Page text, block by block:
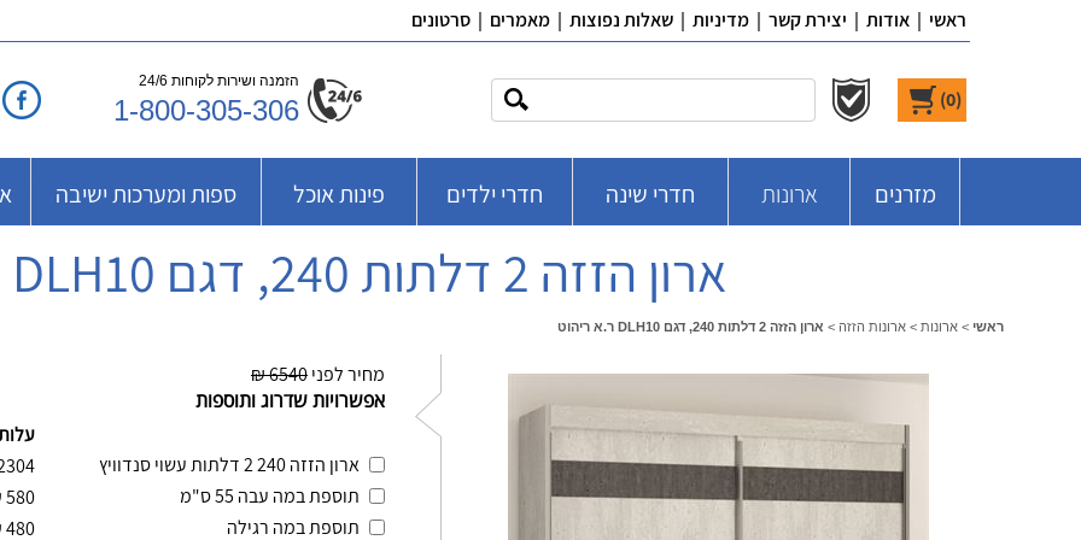
ראשי | אודות | יצירת קשר | מדיניות | שאלות נפוצות | מאמרים | סרטונים
(
0
)
הזמנה ושירות לקוחות 24/6
1-800-305-306
מזרנים ארונות חדרי שינה חדרי ילדים פינות אוכל ספות ומערכות ישיבה
ארון הזזה 2 דלתות 240, דגם DLH10 ר.א ריהוט
ראשי > ארונות > ארונות הזזה > ארון הזזה 2 דלתות 240, דגם DLH10 ר.א ריהוט
מחיר לפני6540 ₪
אפשרויות שדרוג ותוספות
ארון הזזה 240 2 דלתות עשוי סנדוויץ
תוספת במה עבה 55 ס"מ
580
תוספת במה רגילה
480